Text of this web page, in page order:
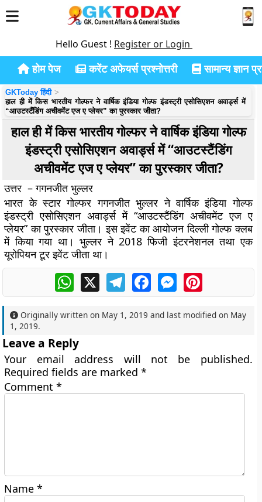
Hello Guest ! Register or Login
होम पेज करेंट अफेयर्स प्रश्नोत्तरी सामान्य ज्ञान
GKToday हिंदी
हाल ही में किस भारतीय गोल्फर ने वार्षिक इंडिया गोल्फ इंडस्ट्री एसोसिएशन अवार्ड्स में
“आउटस्टैंडिंग अचीवमेंट एज ए प्लेयर” का पुरस्कार जीता?
हाल ही में किस भारतीय गोल्फर ने वार्षिक इंडिया गोल्फ
इंडस्ट्री एसोसिएशन अवार्ड्स में “आउटस्टैंडिंग
अचीवमेंट एज ए प्लेयर” का पुरस्कार जीता?
उत्तर – गगनजीत भुल्लर
भारत के स्टार गोल्फर गगनजीत भुल्लर ने वार्षिक इंडिया गोल्फ
इंडस्ट्री एसोसिएशन अवार्ड्स में “आउटस्टैंडिंग अचीवमेंट एज ए
प्लेयर” का पुरस्कार जीता। इस इवेंट का आयोजन दिल्ली गोल्फ क्लब
में किया गया था। भुल्लर ने 2018 फिजी इंटरनेशनल तथा एक
यूरोपियन टूर इवेंट जीता था।
WhatsApp
X TelegramFacebookMessengerPinterest
Originally written on May 1, 2019 and last modified on May
1, 2019.
Leave a Reply
Your email address will not be published.
Required fields are marked*
Comment*
Name*